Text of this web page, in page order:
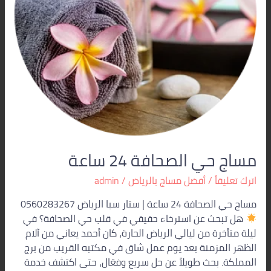
مساج حي الصحافة 24 ساعة
اترك تعليقاً/أفضل مساج بالرياض/
admin
مساج حي الصحافة 24 ساعة | ستار سبا الرياض 0560283267
هل تبحث عن استرخاء حقيقي في قلب حي الصحافة؟ في
ليلة متأخرة من ليالي الرياض الحارة، كان أحمد يعاني من آلام
الظهر المزمنة بعد يوم عمل شاق في مكتبه القريب من برج
المملكة. بحث طويلاً عن حل سريع وفعّال، حتى اكتشف خدمة